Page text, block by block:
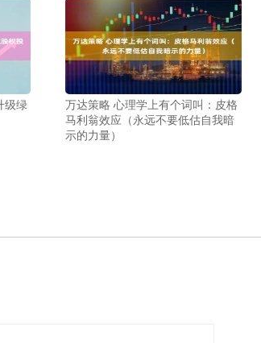
级绿
万达策略 心理学上有个词叫：皮格
马利翁效应（永远不要低估自我暗
示的力量）